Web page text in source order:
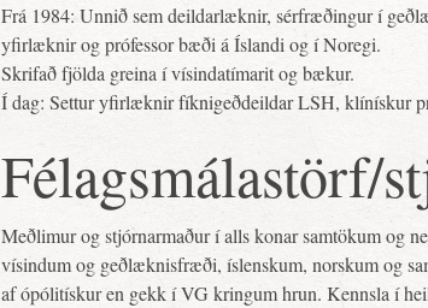
Frá 1984: Unnið sem deildarlæknir, sérfræðingur í
yfirlæknir og prófessor bæði á Íslandi og í Noregi.
Skrifað fjölda greina í vísindatímarit og bækur.
Í dag: Settur yfirlæknir fíknigeðdeildar LSH, klínískur
Félagsmálastörf/
Meðlimur og stjórnarmaður í alls konar samtökum og
vísindum og geðlæknisfræði, íslenskum, norskum og
af ópólitískur en gekk í VG kringum hrun. Kennsla í